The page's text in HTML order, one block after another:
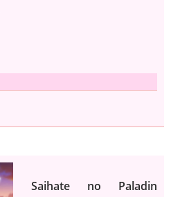
Saihate no Paladin